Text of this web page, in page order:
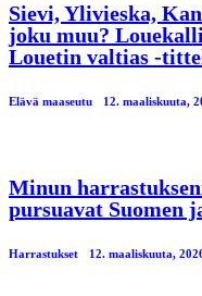
Sievi, Ylivieska,
joku muu?
Louetin valtias -
Elävä maaseutu 12. maaliskuuta,
Minun
pursuavat Suomen
Harrastukset 12. maaliskuuta,